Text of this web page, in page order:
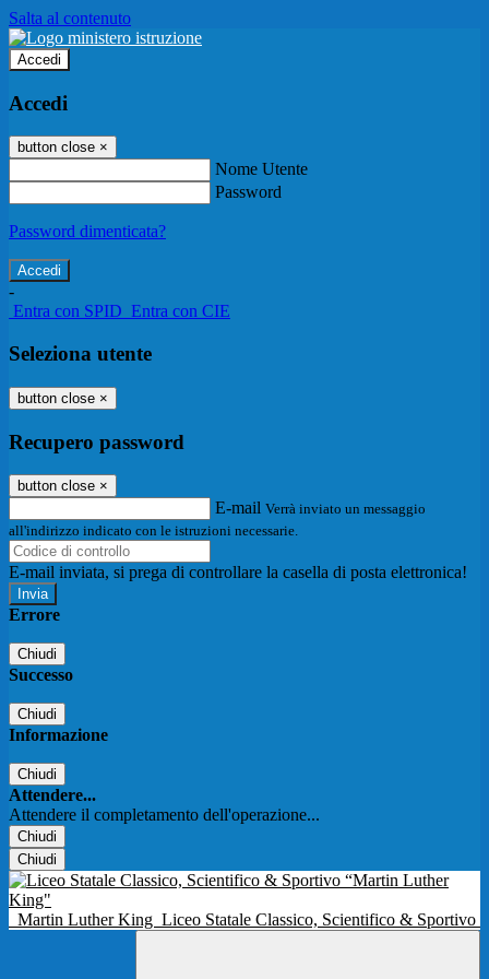
Salta al contenuto
Accedi
Accedi
button close ×
Nome Utente
Password
Password dimenticata?
-
Entra con SPID Entra con CIE
Seleziona utente
button close ×
Recupero password
button close ×
E-mail Verrà inviato un messaggio
all'indirizzo indicato con le istruzioni necessarie.
E-mail inviata, si prega di controllare la casella di posta elettronica!
Errore
Chiudi
Successo
Chiudi
Informazione
Chiudi
Attendere...
Attendere il completamento dell'operazione...
Chiudi
Chiudi
Martin Luther King Liceo Statale Classico, Scientifico & Sportivo